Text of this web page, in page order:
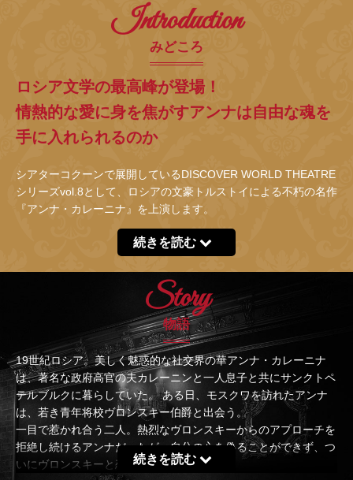
Introduction
みどころ
ロシア文学の最高峰が登場！
情熱的な愛に身を焦がすアンナは自由な魂を
手に入れられるのか
シアターコクーンで展開しているDISCOVER WORLD THEATRE
シリーズvol.8として、ロシアの文豪トルストイによる不朽の名作
『アンナ・カレーニナ』を上演します。
続きを読む
Story
物語
19世紀ロシア。美しく魅惑的な社交界の華アンナ・カレーニナ
は、著名な政府高官の夫カレーニンと一人息子と共にサンクトペ
テルブルクに暮らしていた。 ある日、モスクワを訪れたアンナ
は、若き青年将校ヴロンスキー伯爵と出会う。
一目で惹かれ合う二人。熱烈なヴロンスキーからのアプローチを
拒絶し続けるアンナだったが、自分の心を偽ることができず、つ
いにヴロンスキーと恋に堕ちる。
続きを読む